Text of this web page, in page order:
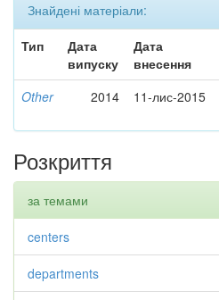
Знайдені матеріали:
Тип
Дата
випуску
Дата
внесення
Other 2014 11-лис-2015
Розкриття
за темами
centers
departments